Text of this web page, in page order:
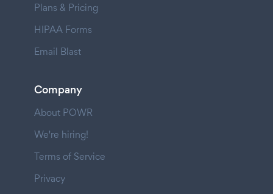
Plans & Pricing
HIPAA Forms
Email Blast
Company
About POWR
We're hiring!
Terms of Service
Privacy